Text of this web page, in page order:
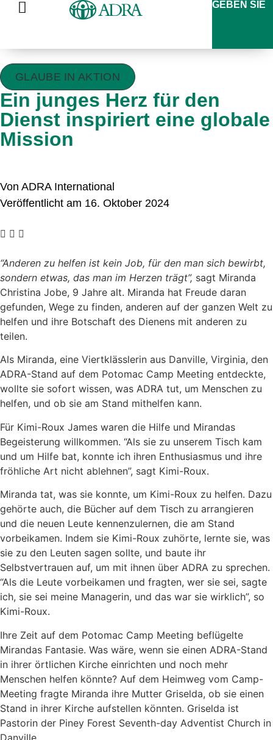
GEBEN SIE
GLAUBE IN AKTION
Ein junges Herz für den
Dienst inspiriert eine globale
Mission
Von ADRA International
Veröffentlicht am 16. Oktober 2024
“Anderen zu helfen ist kein Job, für den man sich bewirbt,
sondern etwas, das man im Herzen trägt”, sagt Miranda
Christina Jobe, 9 Jahre alt. Miranda hat Freude daran
gefunden, Wege zu finden, anderen auf der ganzen Welt zu
helfen und ihre Botschaft des Dienens mit anderen zu
teilen.
Als Miranda, eine Viertklässlerin aus Danville, Virginia, den
ADRA-Stand auf dem Potomac Camp Meeting entdeckte,
wollte sie sofort wissen, was ADRA tut, um Menschen zu
helfen, und ob sie am Stand mithelfen kann.
Für Kimi-Roux James waren die Hilfe und Mirandas
Begeisterung willkommen. “Als sie zu unserem Tisch kam
und um Hilfe bat, konnte ich ihren Enthusiasmus und ihre
fröhliche Art nicht ablehnen”, sagt Kimi-Roux.
Miranda tat, was sie konnte, um Kimi-Roux zu helfen. Dazu
gehörte auch, die Bücher auf dem Tisch zu arrangieren
und die neuen Leute kennenzulernen, die am Stand
vorbeikamen. Indem sie Kimi-Roux zuhörte, lernte sie, was
sie zu den Leuten sagen sollte, und baute ihr
Selbstvertrauen auf, um mit ihnen über ADRA zu sprechen.
“Als die Leute vorbeikamen und fragten, wer sie sei, sagte
ich, sie sei meine Managerin, und das war sie wirklich”, so
Kimi-Roux.
Ihre Zeit auf dem Potomac Camp Meeting beflügelte
Mirandas Fantasie. Was wäre, wenn sie einen ADRA-Stand
in ihrer örtlichen Kirche einrichten und noch mehr
Menschen helfen könnte? Auf dem Heimweg vom Camp-
Meeting fragte Miranda ihre Mutter Griselda, ob sie einen
Stand in ihrer Kirche aufstellen könnten. Griselda ist
Pastorin der Piney Forest Seventh-day Adventist Church in
Danville.